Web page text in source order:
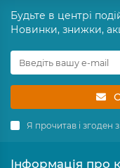
Будьте в центрі
Новинки, знижки,
Я прочитав і згоден
Інформація про